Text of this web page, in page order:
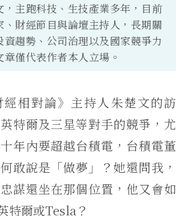
，主跑科技、生技產業多年，目前
、財經節目與論壇主持人，長期關
資趨勢、公司治理以及國家競爭力
僅代表作者本人立場。
相對論》主持人朱楚文的訪
特爾及三星等對手的競爭，尤
年內要超越台積電，台積電董
敢說是「做夢」？她還問我，
謀還坐在那個位置，他又會如
特爾或Tesla？